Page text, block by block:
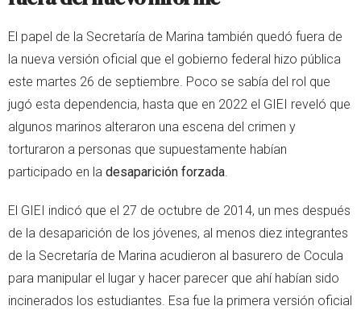
El papel de la Secretaría de Marina también quedó fuera de
la nueva versión oficial que el gobierno federal hizo pública
este martes 26 de septiembre. Poco se sabía del rol que
jugó esta dependencia, hasta que en 2022 el GIEI reveló que
algunos marinos alteraron una escena del crimen y
torturaron a personas que supuestamente habían
participado en la desaparición forzada.
El GIEI indicó que el 27 de octubre de 2014, un mes después
de la desaparición de los jóvenes, al menos diez integrantes
de la Secretaría de Marina acudieron al basurero de Cocula
para manipular el lugar y hacer parecer que ahí habían sido
incinerados los estudiantes. Esa fue la primera versión oficial